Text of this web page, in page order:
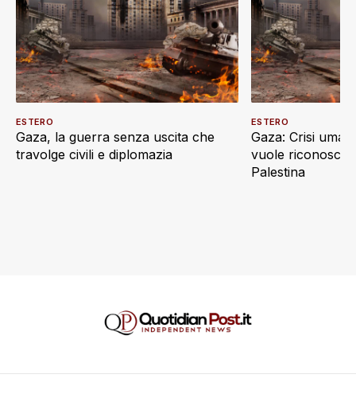
Gaza, la guerra senza uscita che
travolge civili e diplomazia
ESTERO
Gaza: Crisi
vuole
Palestina
ESTERO